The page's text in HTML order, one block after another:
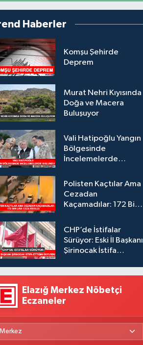
Haberler
Komşu Şehirde
Deprem
Murat Nehri Kıyısında
Doğa ve Macera
Buluşuyor
Vali Hatipoğlu Yangın
Bölgesinde
İncelemelerde
Polisten Kaçtılar Ama
Cezadan
Kaçamadılar: 172 Bin
CHP’de İstifalar
Sürüyor: Eski İl Başkanı
Şirinocak İstifa
Elazığ Merkez Nöbetçi
Eczaneler